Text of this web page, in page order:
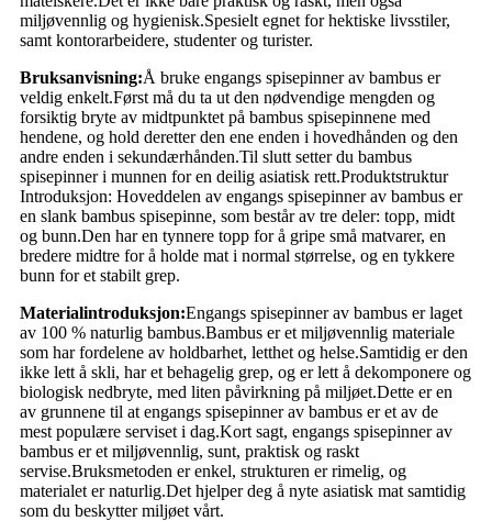
miljøvennlig og hygienisk.Spesielt egnet for hektiske livsstiler,
samt kontorarbeidere, studenter og turister.
Bruksanvisning:Å bruke engangs spisepinner av bambus er
veldig enkelt.Først må du ta ut den nødvendige mengden og
forsiktig bryte av midtpunktet på bambus spisepinnene med
hendene, og hold deretter den ene enden i hovedhånden og den
andre enden i sekundærhånden.Til slutt setter du bambus
spisepinner i munnen for en deilig asiatisk rett.Produktstruktur
Introduksjon: Hoveddelen av engangs spisepinner av bambus er
en slank bambus spisepinne, som består av tre deler: topp, midt
og bunn.Den har en tynnere topp for å gripe små matvarer, en
bredere midtre for å holde mat i normal størrelse, og en tykkere
bunn for et stabilt grep.
Materialintroduksjon:Engangs spisepinner av bambus er laget
av 100 % naturlig bambus.Bambus er et miljøvennlig materiale
som har fordelene av holdbarhet, letthet og helse.Samtidig er den
ikke lett å skli, har et behagelig grep, og er lett å dekomponere og
biologisk nedbryte, med liten påvirkning på miljøet.Dette er en
av grunnene til at engangs spisepinner av bambus er et av de
mest populære serviset i dag.Kort sagt, engangs spisepinner av
bambus er et miljøvennlig, sunt, praktisk og raskt
servise.Bruksmetoden er enkel, strukturen er rimelig, og
materialet er naturlig.Det hjelper deg å nyte asiatisk mat samtidig
som du beskytter miljøet vårt.